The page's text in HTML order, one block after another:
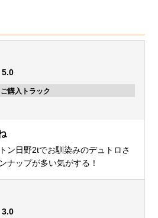
搬車
5.0
ご購入トラック
ン日野2tでお馴染みのデュトロさ
ナップが多い気がする！
3.0